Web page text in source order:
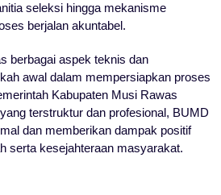
seleksi hingga mekanisme
berjalan akuntabel.
berbagai aspek teknis dan
awal dalam mempersiapkan proses
Kabupaten Musi Rawas
terstruktur dan profesional, BUMD
dan memberikan dampak positif
serta kesejahteraan masyarakat.